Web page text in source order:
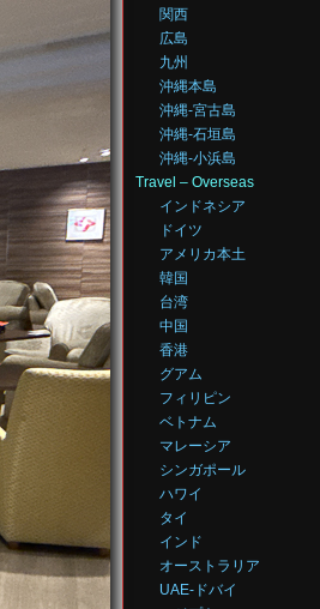
関西
広島
九州
沖縄本島
沖縄-宮古島
沖縄-石垣島
沖縄-小浜島
Travel – Overseas
インドネシア
ドイツ
アメリカ本土
韓国
台湾
中国
香港
グアム
フィリピン
ベトナム
マレーシア
シンガポール
ハワイ
タイ
インド
オーストラリア
UAE-ドバイ